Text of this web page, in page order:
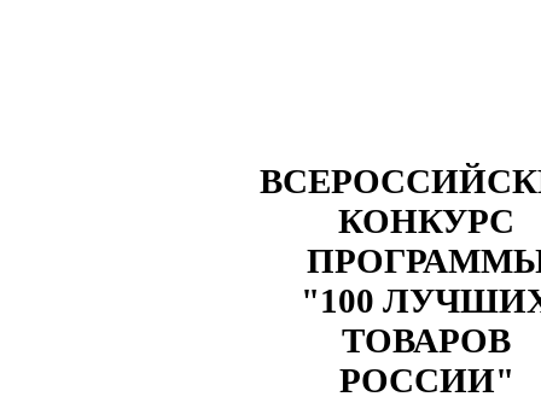
КОНКУРС
"100
ТОВАРОВ
РОССИИ"